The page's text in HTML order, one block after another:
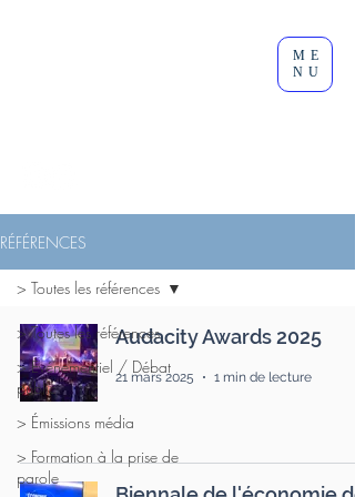
ME
NU
RÉFÉRENCES
> Toutes les références
> Événementiel / Débat
public
> Émissions média
> Formation à la prise de
parole
> Toutes les références
Audacity Awards 2025
21 mars 2025 1 min de lecture